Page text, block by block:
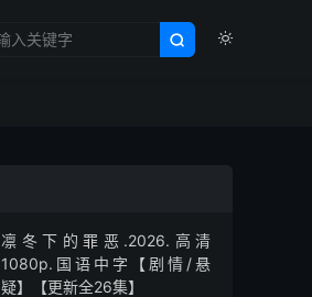


凛冬下的罪恶.2026.高清
1080p.国语中字【剧情/悬
疑】【更新全26集】